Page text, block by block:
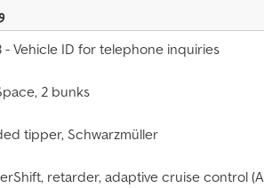
- Vehicle ID for telephone inquiries
2 bunks
tipper, Schwarzmüller
retarder, adaptive cruise control